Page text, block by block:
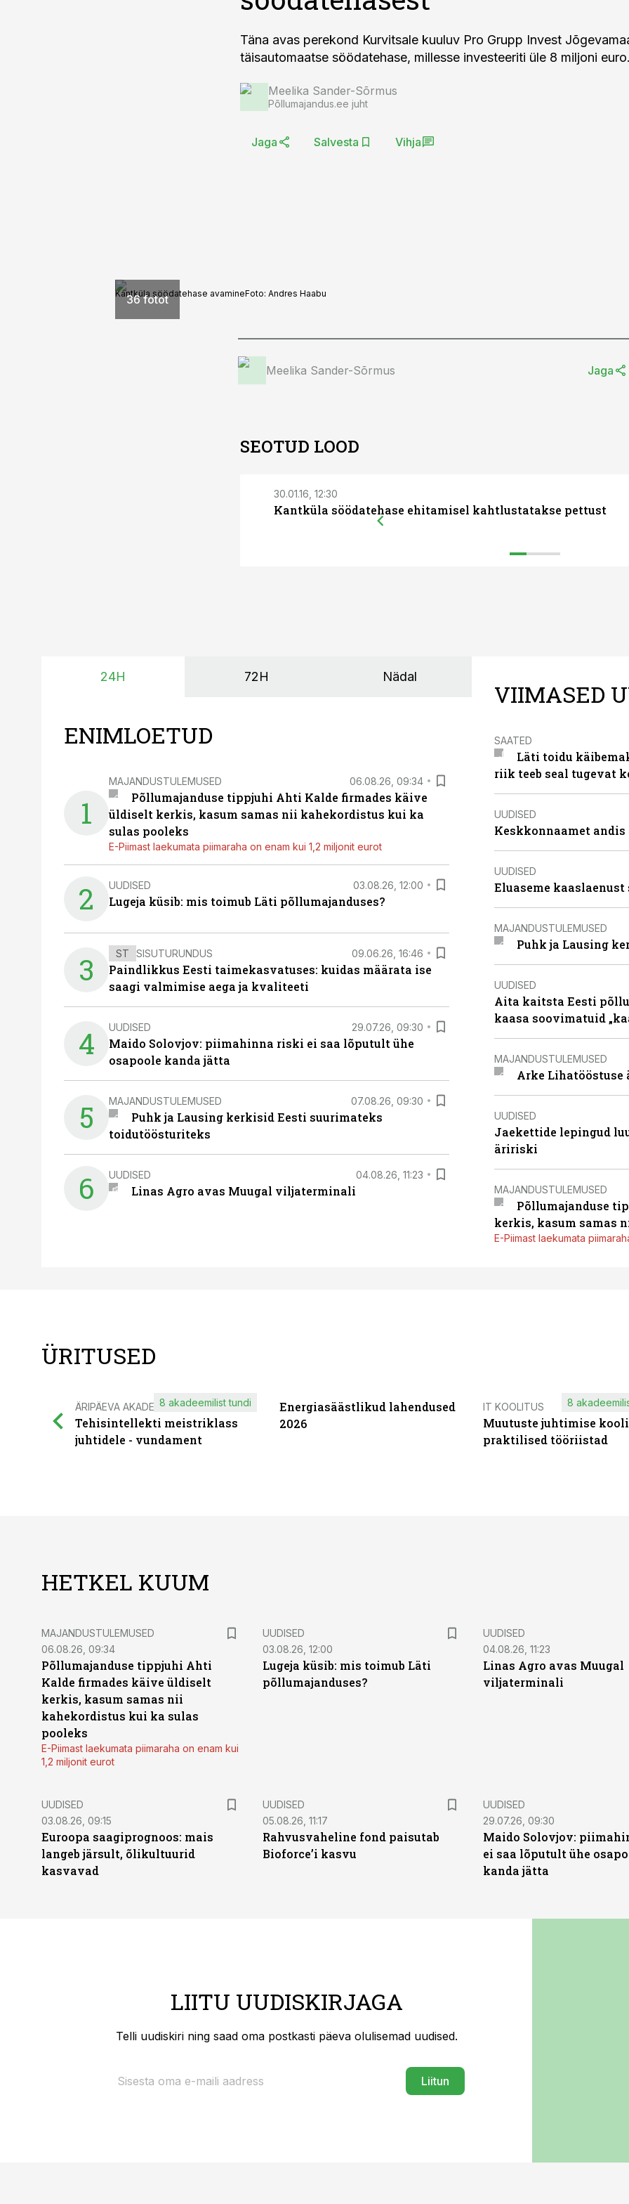
Täna avas perekond Kurvitsale kuuluv Pro Grupp Invest
täisautomaatse söödatehase, millesse investeeriti üle 8 miljoni euro.
Meelika Sander-Sõrmus
Põllumajandus.ee juht
Jaga Salvesta Vihja
36 fotot
Kantküla söödatehase avamineFoto: Andres Haabu
Meelika Sander-Sõrmus Jaga
SEOTUD LOOD
30.01.16, 12:30
Kantküla söödatehase ehitamisel kahtlustatakse pettust
24H 72H Nädal
ENIMLOETUD
1
MAJANDUSTULEMUSED 06.08.26, 09:34
Põllumajanduse tippjuhi Ahti Kalde firmades käive
üldiselt kerkis, kasum samas nii kahekordistus kui ka
sulas pooleks
E-Piimast laekumata piimaraha on enam kui 1,2 miljonit eurot
2 UUDISED 03.08.26, 12:00
Lugeja küsib: mis toimub Läti põllumajanduses?
3 ST SISUTURUNDUS 09.06.26, 16:46
Paindlikkus Eesti taimekasvatuses: kuidas määrata ise
saagi valmimise aega ja kvaliteeti
4 UUDISED 29.07.26, 09:30
Maido Solovjov: piimahinna riski ei saa lõputult ühe
osapoole kanda jätta
5 MAJANDUSTULEMUSED 07.08.26, 09:30
Puhk ja Lausing kerkisid Eesti suurimateks
toidutöösturiteks
6 UUDISED 04.08.26, 11:23
Linas Agro avas Muugal viljaterminali
VIIMASED
SAATED
Läti toidu
riik teeb seal tugevat
UUDISED
Keskkonnaamet
UUDISED
Eluaseme kaaslaenust
MAJANDUSTULEMUSED
Puhk ja Lausing
UUDISED
Aita kaitsta Eesti
kaasa soovimatuid
MAJANDUSTULEMUSED
Arke Lihatööstuse
UUDISED
Jaekettide lepingud
äririski
MAJANDUSTULEMUSED
Põllumajanduse
kerkis, kasum samas
E-Piimast laekumata
ÜRITUSED
ÄRIPÄEVA AKADEEMIA
Tehisintellekti meistriklass
juhtidele - vundament
8 akadeemilist tundi
Energiasäästlikud lahendused
2026
IT KOOLITUS
Muutuste juhtimise
praktilised tööriistad
8
HETKEL KUUM
MAJANDUSTULEMUSED
06.08.26, 09:34
Põllumajanduse tippjuhi Ahti
Kalde firmades käive üldiselt
kerkis, kasum samas nii
kahekordistus kui ka sulas
pooleks
E-Piimast laekumata piimaraha on enam kui
1,2 miljonit eurot
UUDISED
03.08.26, 12:00
Lugeja küsib: mis toimub Läti
põllumajanduses?
UUDISED
04.08.26, 11:23
Linas Agro avas Muugal
viljaterminali
UUDISED
03.08.26, 09:15
Euroopa saagiprognoos: mais
langeb järsult, õlikultuurid
kasvavad
UUDISED
05.08.26, 11:17
Rahvusvaheline fond paisutab
Bioforce’i kasvu
UUDISED
29.07.26, 09:30
Maido Solovjov:
ei saa lõputult ühe
kanda jätta
LIITU UUDISKIRJAGA
Telli uudiskiri ning saad oma postkasti päeva olulisemad uudised.
Liitun